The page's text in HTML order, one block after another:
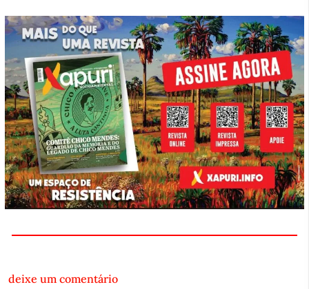
deixe um comentário